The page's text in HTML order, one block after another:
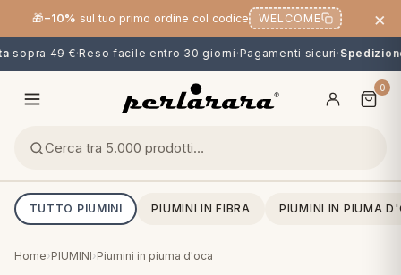
🎁−10% sul tuo primo ordine col codice WELCOME ×
sopra 49 € ·Reso facile entro 30 giorni·Pagamenti sicuri·
0
TUTTO PIUMINI PIUMINI IN FIBRA PIUMINI IN PIUMA
Home›PIUMINI›Piumini in piuma d'oca